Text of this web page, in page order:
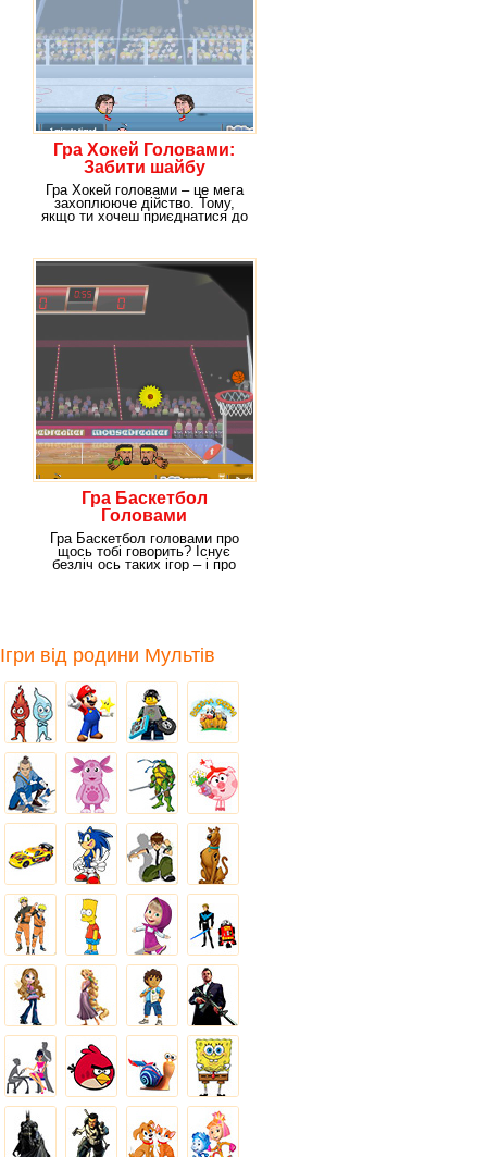
Гра Хокей Головами:
Забити шайбу
Гра Хокей головами – це мега
захоплююче дійство. Тому,
якщо ти хочеш приєднатися до
Гра Баскетбол
Головами
Гра Баскетбол головами про
щось тобі говорить? Існує
безліч ось таких ігор – і про
Ігри від родини Мультів